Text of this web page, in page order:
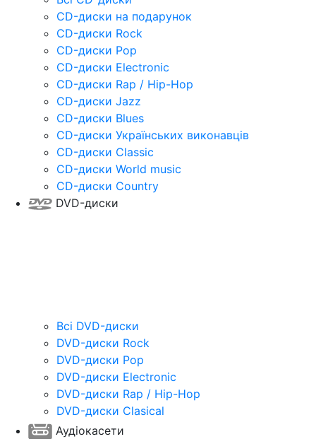
CD-диски на подарунок
CD-диски Rock
CD-диски Pop
CD-диски Electronic
CD-диски Rap / Hip-Hop
CD-диски Jazz
CD-диски Blues
CD-диски Українських виконавців
CD-диски Classic
CD-диски World music
CD-диски Country
DVD-диски
Всі DVD-диски
DVD-диски Rock
DVD-диски Pop
DVD-диски Electronic
DVD-диски Rap / Hip-Hop
DVD-диски Clasical
Аудіокасети